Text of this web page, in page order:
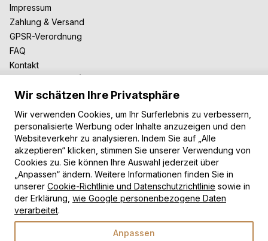
Impressum
Zahlung & Versand
GPSR-Verordnung
FAQ
Kontakt
Zusammenarbeit
Für Blogger
B2B-Zusammenarbeit
Unsere Teppiche
Moderne Teppiche
Vintage Teppiche
Shaggy Teppiche
Kinderteppiche
Zahlungsarten
Wir schätzen Ihre Privatsphäre
Wir verwenden Cookies, um Ihr Surferlebnis zu verbessern,
personalisierte Werbung oder Inhalte anzuzeigen und den
Websiteverkehr zu analysieren. Indem Sie auf „Alle
akzeptieren“ klicken, stimmen Sie unserer Verwendung von
Cookies zu. Sie können Ihre Auswahl jederzeit über
„Anpassen“ ändern. Weitere Informationen finden Sie in
unserer Cookie-Richtlinie und Datenschutzrichtlinie sowie in
der Erklärung, wie Google personenbezogene Daten
verarbeitet.
Anpassen